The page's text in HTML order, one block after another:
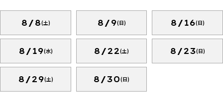
8/8(土) 8/9(日) 8/16(日)
8/19(水) 8/22(土) 8/23(日)
8/29(土) 8/30(日)